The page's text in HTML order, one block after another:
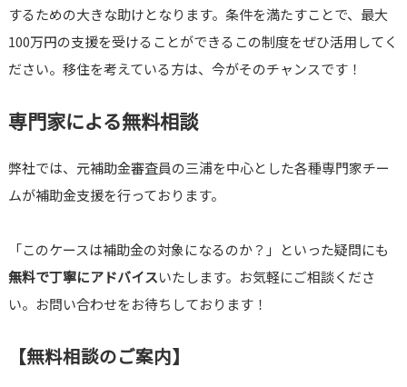
するための大きな助けとなります。条件を満たすことで、最大
100万円の支援を受けることができるこの制度をぜひ活用してく
ださい。移住を考えている方は、今がそのチャンスです！
専門家による無料相談
弊社では、元補助金審査員の三浦を中心とした各種専門家チー
ムが補助金支援を行っております。
「このケースは補助金の対象になるのか？」といった疑問にも
無料で丁寧にアドバイスいたします。お気軽にご相談くださ
い。お問い合わせをお待ちしております！
【無料相談のご案内】